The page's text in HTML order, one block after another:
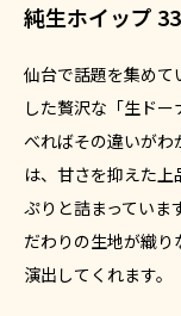
純生ホイップ
仙台で話題を集め
した贅沢な「生ド
べればその違いがわ
は、甘さを抑えた
ぷりと詰まっていま
だわりの生地が織
演出してくれます。